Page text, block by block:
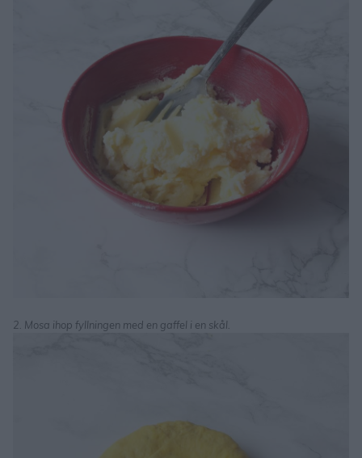
2. Mosa ihop fyllningen med en gaffel i en skål.